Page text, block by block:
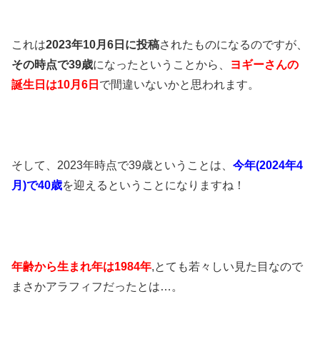
これは2023年10月6日に投稿されたものになるのですが、
その時点で39歳になったということから、
ヨギーさんの
誕生日は10月6日 で間違いないかと思われます。
そして、2023年時点で39歳ということは、 今年(2024年4
月)で40歳を迎えるということになりますね！
年齢から生まれ年は1984年,とても若々しい見た目なので
まさかアラフィフだったとは…。